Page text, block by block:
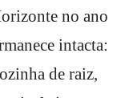
no ano
intacta:
de raiz,